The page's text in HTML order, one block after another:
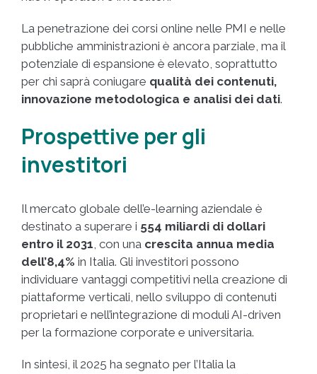
La penetrazione dei corsi online nelle PMI e nelle
pubbliche amministrazioni è ancora parziale, ma il
potenziale di espansione è elevato, soprattutto
per chi saprà coniugare qualità dei contenuti,
innovazione metodologica e analisi dei dati.
Prospettive per gli
investitori
Il mercato globale dell’e-learning aziendale è
destinato a superare i 554 miliardi di dollari
entro il 2031, con una crescita annua media
dell’8,4% in Italia. Gli investitori possono
individuare vantaggi competitivi nella creazione di
piattaforme verticali, nello sviluppo di contenuti
proprietari e nell’integrazione di moduli AI-driven
per la formazione corporate e universitaria.
In sintesi, il 2025 ha segnato per l’Italia la